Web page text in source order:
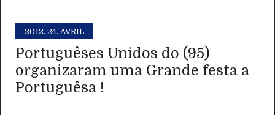
2012. 24. AVRIL
Portuguêses Unidos do (95)
organizaram uma Grande festa a
Portuguêsa !